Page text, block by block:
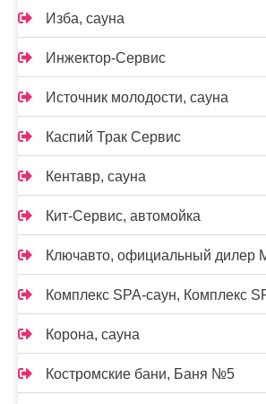
Изба, сауна
Инжектор-Сервис
Источник молодости, сауна
Каспий Трак Сервис
Кентавр, сауна
Кит-Сервис, автомойка
Ключавто, официальный дилер
Комплекс SPA-саун, Комплекс
Корона, сауна
Костромские бани, Баня №5